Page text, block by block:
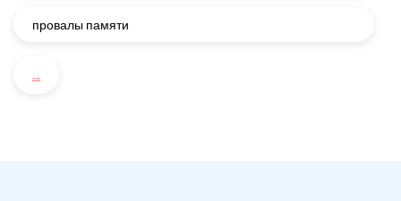
провалы памяти
...